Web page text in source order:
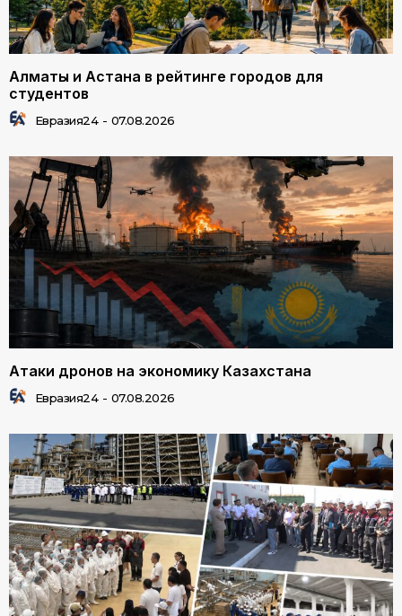
Алматы и Астана в рейтинге городов для
студентов
Евразия24 - 07.08.2026
Атаки дронов на экономику Казахстана
Евразия24 - 07.08.2026